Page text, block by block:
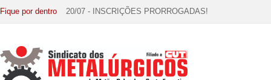
Fique por dentro 20/07 - INSCRIÇÕES PRORROGADAS!
07/07 - Increva-se! Link na descrição!